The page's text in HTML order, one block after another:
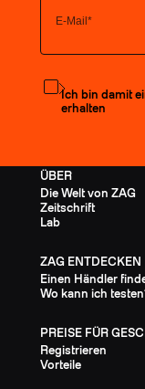
ÜBER
Die Welt von ZAG
Zeitschrift
Lab
ZAG ENTDECKEN
Einen Händler
Wo kann ich
PREISE FÜR
Registrieren
Vorteile
Den
Ich bin damit
erhalten